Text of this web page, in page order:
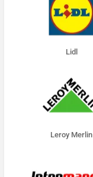
Lidl
Leroy Merlin